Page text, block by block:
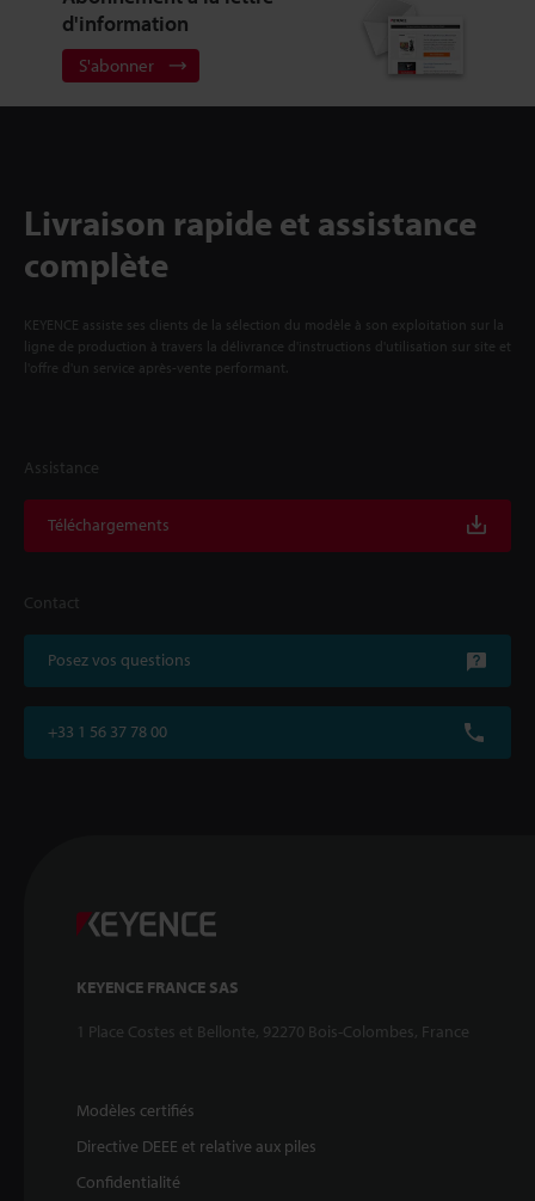
d'information
S'abonner
Livraison rapide et assistance
complète
KEYENCE assiste ses clients de la sélection du modèle à son exploitation sur la
ligne de production à travers la délivrance d'instructions d'utilisation sur site et
l'offre d'un service après-vente performant.
Assistance
Téléchargements
Contact
Posez vos questions
+33 1 56 37 78 00
KEYENCE FRANCE SAS
1 Place Costes et Bellonte, 92270 Bois-Colombes, France
Modèles certifiés
Directive DEEE et relative aux piles
Confidentialité